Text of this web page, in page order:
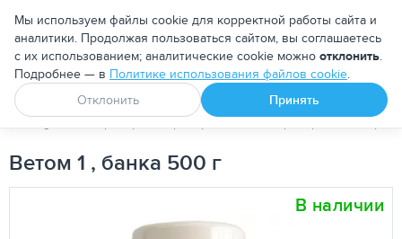
Москва
Апоквел Ветмедин От блох и клещей
PetDog Ветеринарные препараты Биопрепараты
Ветом 1 , банка 500 г
В наличии
Мы используем файлы cookie для корректной работы сайта и
аналитики. Продолжая пользоваться сайтом, вы соглашаетесь
с их использованием; аналитические cookie можно отклонить.
Подробнее — в Политике использования файлов cookie.
Отклонить
Принять